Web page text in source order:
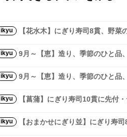
ikyu 【花水木】にぎり寿司8貫、野
ikyu 9月～【恵】造り、季節のひと品
ikyu 9月～【恵】造り、季節のひと品
ikyu 【菖蒲】にぎり寿司10貫に先付
ikyu 【おまかせにぎり並】にぎり寿